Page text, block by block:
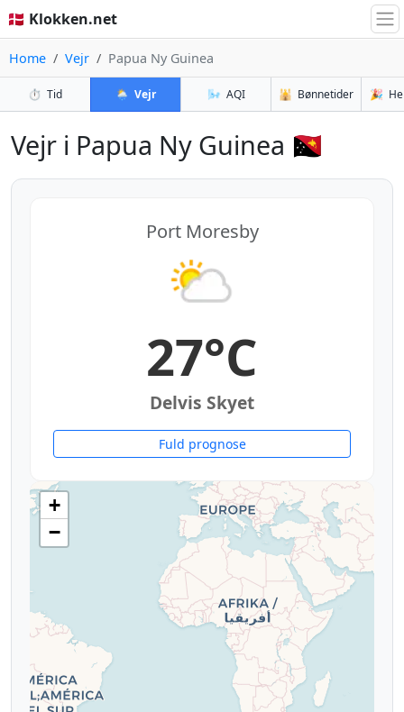
🇩🇰 Klokken.net
Home Vejr Papua Ny Guinea
⏱️ Tid 🌦️ Vejr 🌬️ AQI 🕌 Bønnetider 🎉
Vejr i Papua Ny Guinea 🇵🇬
Port Moresby
27°C
Delvis Skyet
Fuld prognose
+
−